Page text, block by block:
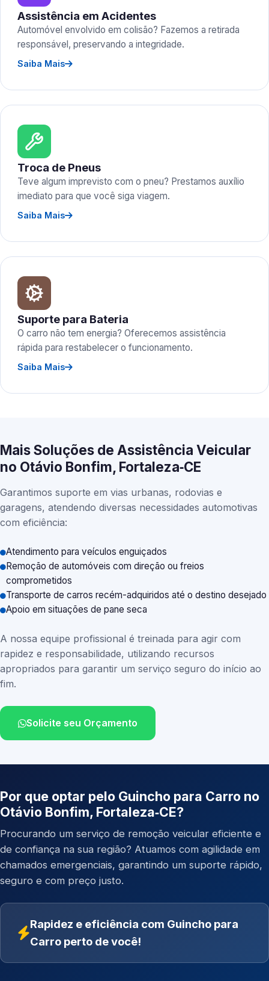
Assistência em Acidentes
Automóvel envolvido em colisão? Fazemos a retirada
responsável, preservando a integridade.
Saiba Mais
Troca de Pneus
Teve algum imprevisto com o pneu? Prestamos auxílio
imediato para que você siga viagem.
Saiba Mais
Suporte para Bateria
O carro não tem energia? Oferecemos assistência
rápida para restabelecer o funcionamento.
Saiba Mais
Mais Soluções de Assistência Veicular
no Otávio Bonfim, Fortaleza‑CE
Garantimos suporte em vias urbanas, rodovias e
garagens, atendendo diversas necessidades automotivas
com eficiência:
Atendimento para veículos enguiçados
Remoção de automóveis com direção ou freios
comprometidos
Transporte de carros recém-adquiridos até o destino desejado
Apoio em situações de pane seca
A nossa equipe profissional é treinada para agir com
rapidez e responsabilidade, utilizando recursos
apropriados para garantir um serviço seguro do início ao
fim.
Solicite seu Orçamento
Por que optar pelo Guincho para Carro no
Otávio Bonfim, Fortaleza‑CE?
Procurando um serviço de remoção veicular eficiente e
de confiança na sua região? Atuamos com agilidade em
chamados emergenciais, garantindo um suporte rápido,
seguro e com preço justo.
Rapidez e eficiência com Guincho para
Carro perto de você!